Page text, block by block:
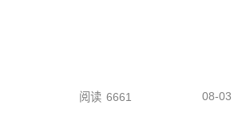
阅读 6661 08-03